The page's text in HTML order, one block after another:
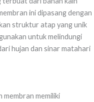
ini dipasang dengan
struktur atap yang unik
untuk melindungi
hujan dan sinar matahari
membran memiliki